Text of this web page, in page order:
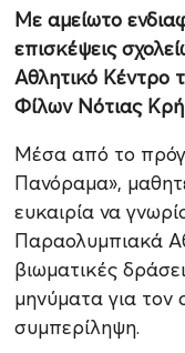
Με αμείωτο
επισκέψεις
Αθλητικό Κέντρο
Φίλων Νότιας
Μέσα από το
Πανόραμα»,
ευκαιρία να
Παραολυμπιακά
βιωματικές
μηνύματα για τον
συμπερίληψη.